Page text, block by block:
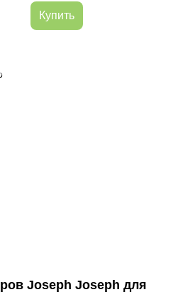
Купить
Joseph Joseph для